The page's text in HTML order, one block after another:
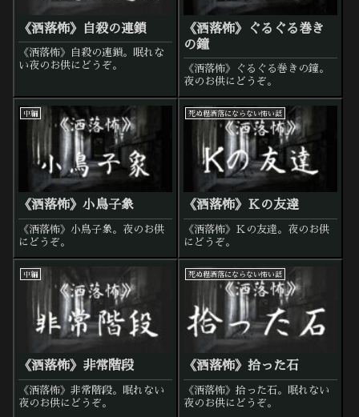
《洒落怖》自殺の連鎖
《洒落怖》自殺の連鎖。眠れな
い夜のお供にどうぞ。
《洒落怖》ぐるぐる巻き
の鐘
《洒落怖》ぐるぐる巻きの鐘。
夜のお供にどうぞ。
中編
《洒落怖》小鳥子象
《洒落怖》小鳥子象。夜のお供
にどうぞ。
死ぬ程洒落にならない怖い話
《洒落怖》Ｋの友達
《洒落怖》Ｋの友達。夜のお供
にどうぞ。
中編
《洒落怖》非常階段
《洒落怖》非常階段。眠れない
夜のお供にどうぞ。
死ぬ程洒落にならない怖い話
《洒落怖》拾った石
《洒落怖》拾った石。眠れない
夜のお供にどうぞ。